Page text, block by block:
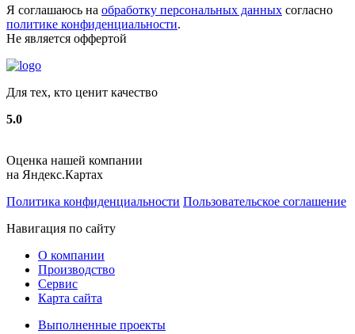
Я соглашаюсь на обработку персональных данных согласно
политике конфиденциальности.
Не является оффертой
Для тех, кто ценит качество
5.0
Оценка нашей компании
на Яндекс.Картах
Политика конфиденциальности Пользовательское соглашение
Навигация по сайту
О компании
Производство
Сервис
Карта сайта
Выполненные проекты